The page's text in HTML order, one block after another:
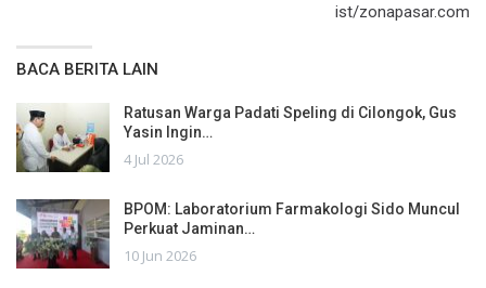
ist/zonapasar.com
BACA BERITA LAIN
Ratusan Warga Padati Speling di Cilongok, Gus
Yasin Ingin…
4 Jul 2026
BPOM: Laboratorium Farmakologi Sido Muncul
Perkuat Jaminan…
10 Jun 2026